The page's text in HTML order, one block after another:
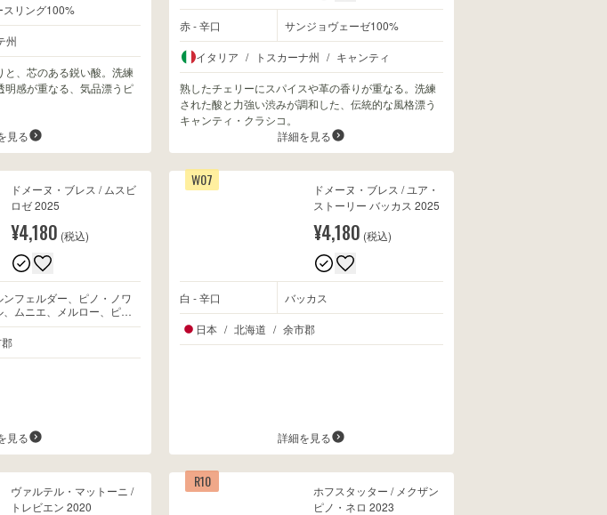
スリング100%
州
と、芯のある鋭い酸。洗練
明感が重なる、気品漂うピ
見る
赤 - 辛口 サンジョヴェーゼ100%
イタリア / トスカーナ州 / キャンティ
熟したチェリーにスパイスや革の香りが重なる。洗練
された酸と力強い渋みが調和した、伝統的な風格漂う
キャンティ・クラシコ。
詳細を見る
ドメーヌ・ブレス / ムスビ
ロゼ 2025
¥4,180 (税込)
ンフェルダー、ピノ・ノワ
、ムニエ、メルロー、ピ
グリ、シャルドネ
見る
W07
ドメーヌ・ブレス / ユア・
ストーリー バッカス 2025
¥4,180 (税込)
白 - 辛口 バッカス
日本 / 北海道 / 余市郡
詳細を見る
ヴァルテル・マットーニ /
トレビエン 2020
R10
ホフスタッター / メクザン
ピノ・ネロ 2023